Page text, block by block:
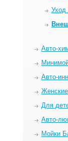
Уход
Авто-
Авто-
Для
Авто-
Мойки